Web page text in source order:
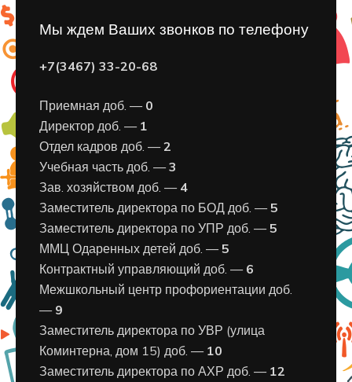
Мы ждем Ваших звонков по телефону
+7(3467) 33-20-68
Приемная доб. — 0
Директор доб. — 1
Отдел кадров доб. —2
Учебная часть доб. —3
Зав. хозяйством доб. — 4
Заместитель директора по БОД доб. —5
Заместитель директора по УПР доб. —5
ММЦ Одаренных детей доб. —5
Контрактный управляющий доб. — 6
Межшкольный центр профориентации доб.
— 9
Заместитель директора по УВР (улица
Коминтерна, дом 15) доб. — 10
Заместитель директора по АХР доб. — 12